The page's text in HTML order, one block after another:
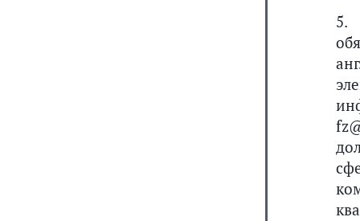
5.